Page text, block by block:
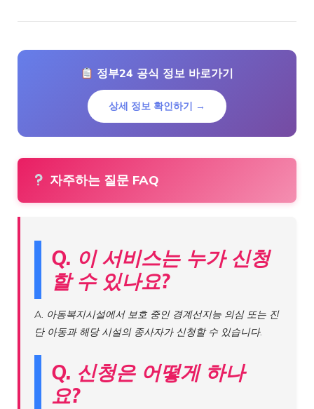
정부24 공식 정보 바로가기
상세 정보 확인하기 →
자주하는 질문 FAQ
Q. 이 서비스는 누가 신청
할 수 있나요?
A. 아동복지시설에서 보호 중인 경계선지능 의심 또는 진
단 아동과 해당 시설의 종사자가 신청할 수 있습니다.
Q. 신청은 어떻게 하나
요?